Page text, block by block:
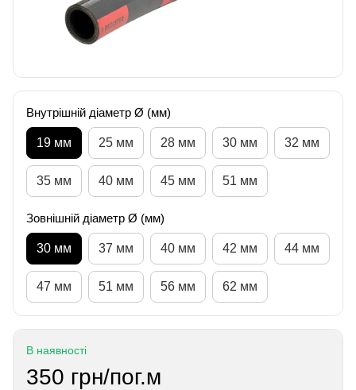
Внутрішній діаметр Ø (мм)
19 мм 25 мм 28 мм 30 мм 32 мм
35 мм 40 мм 45 мм 51 мм
Зовнішній діаметр Ø (мм)
30 мм 37 мм 40 мм 42 мм 44 мм
47 мм 51 мм 56 мм 62 мм
В наявності
350 грн/пог.м